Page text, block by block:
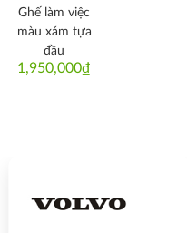
1,950,000₫
Ghế làm việc
màu xám tựa
đầu